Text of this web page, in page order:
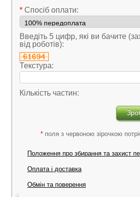
* Cпосіб оплати:
Введіть 5 цифр, які ви бачите
від роботів):
Текстура:
Кількість частин:
* поля з червоною зірочкою
Положення про збирання та захист
Оплата і доставка
Обмін та поверення